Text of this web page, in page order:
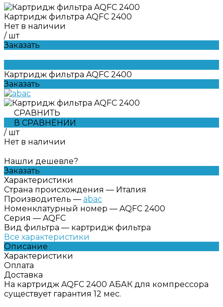
Картридж фильтра AQFC 2400
Нет в наличии
/ шт
Заказать
Картридж фильтра AQFC 2400
Заказать
СРАВНИТЬ
В СРАВНЕНИИ
/ шт
Нет в наличии
Нашли дешевле?
Заказать
Характеристики
Страна происхождения — Италия
Производитель — abac
Номенклатурный номер — AQFC 2400
Серия — AQFC
Вид фильтра — картридж фильтра
Все характеристики
Описание
Характеристики
Оплата
Доставка
На картридж AQFC 2400 АБАК для компрессора
существует гарантия 12 мес.